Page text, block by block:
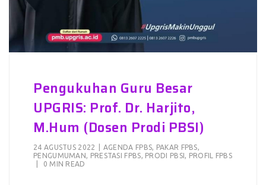
Pengukuhan Guru Besar
UPGRIS: Prof. Dr. Harjito,
M.Hum (Dosen Prodi PBSI)
24 AGUSTUS 2022 AGENDA FPBS, PAKAR FPBS,
PENGUMUMAN, PRESTASI FPBS, PRODI PBSI, PROFIL FPBS
0 MIN READ